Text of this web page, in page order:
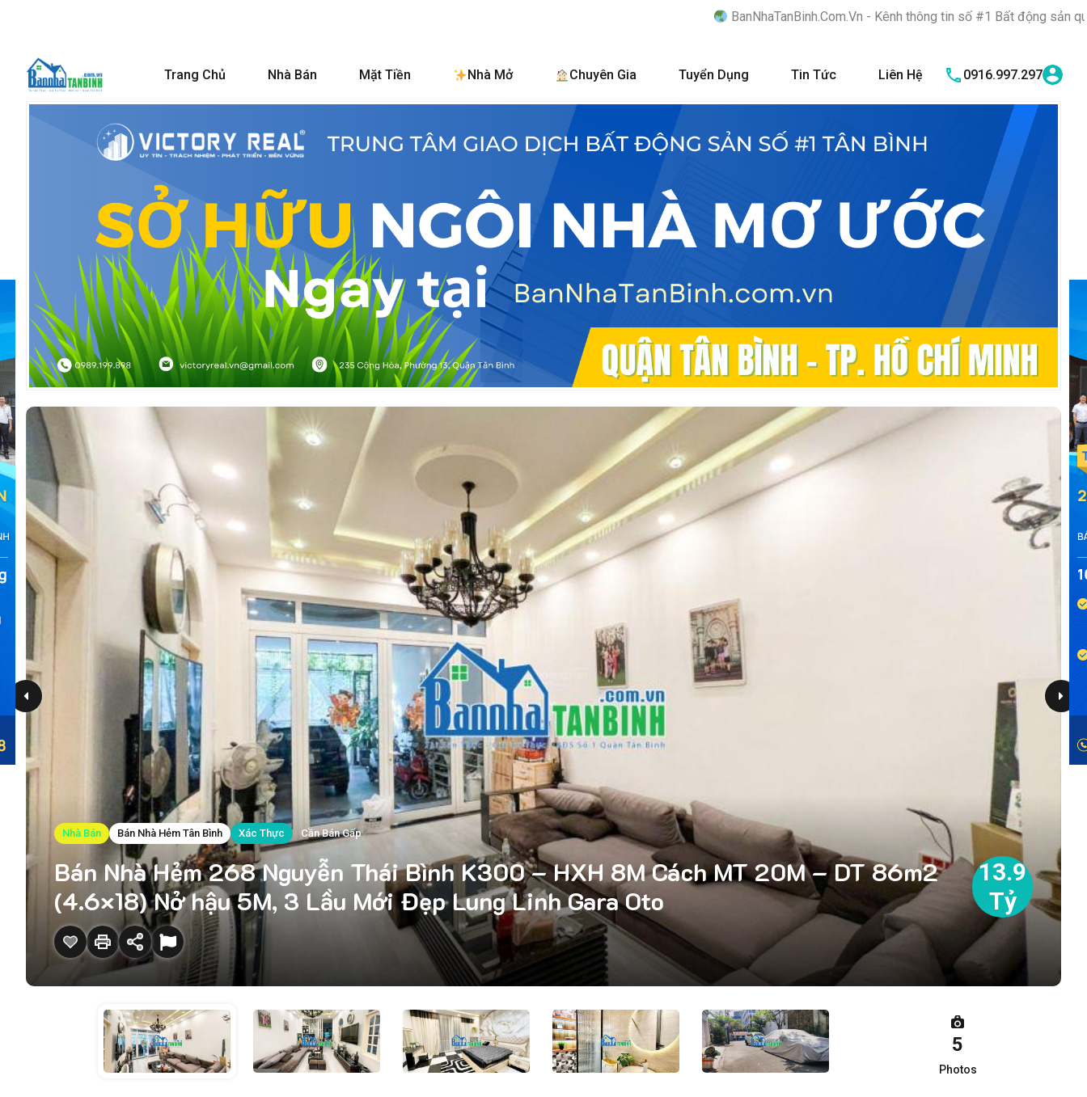
BanNhaTanBinh.Com.Vn - Kênh thông tin số #1 Bất động sản quận Tân Bình
Trang Chủ Nhà Bán Mặt Tiền Nhà Mở Chuyên Gia Tuyển Dụng Tin Tức Liên Hệ 0916.997.297
Nhà Bán Bán Nhà Hẻm Tân Bình Xác Thực Cần Bán Gấp
Bán Nhà Hẻm 268 Nguyễn Thái Bình K300 – HXH 8M Cách MT 20M – DT 86m2
(4.6×18) Nở hậu 5M, 3 Lầu Mới Đẹp Lung Linh Gara Oto
13.9
Tỷ
5
Photos